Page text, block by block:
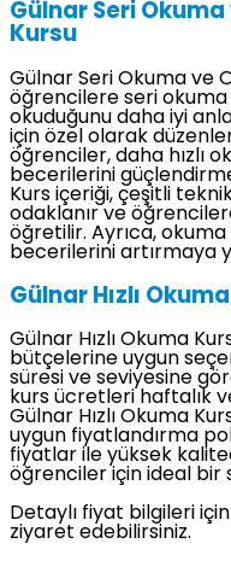
Gülnar Seri
Kursu
Gülnar Seri Okuma ve
öğrencilere seri
okuduğunu daha iyi
için özel olarak
öğrenciler, daha hızlı
becerilerini
Kurs içeriği, çeşitli
odaklanır ve
öğretilir. Ayrıca,
becerilerini artırmaya
Gülnar Hızlı
Gülnar Hızlı Okuma
bütçelerine uygun
süresi ve seviyesine
kurs ücretleri haftalık
Gülnar Hızlı Okuma
uygun fiyatlandırma
fiyatlar ile yüksek
öğrenciler için ideal bir
Detaylı fiyat bilgileri
ziyaret edebilirsiniz.